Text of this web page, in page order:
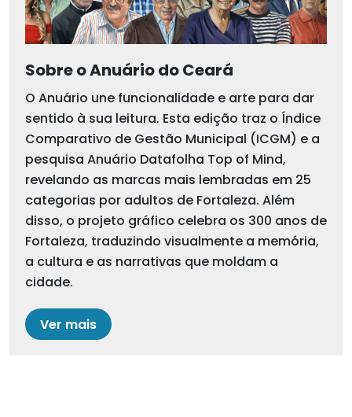
Sobre o Anuário do Ceará
O Anuário une funcionalidade e arte para dar
sentido à sua leitura. Esta edição traz o Índice
Comparativo de Gestão Municipal (ICGM) e a
pesquisa Anuário Datafolha Top of Mind,
revelando as marcas mais lembradas em 25
categorias por adultos de Fortaleza. Além
disso, o projeto gráfico celebra os 300 anos de
Fortaleza, traduzindo visualmente a memória,
a cultura e as narrativas que moldam a
cidade.
Ver mais